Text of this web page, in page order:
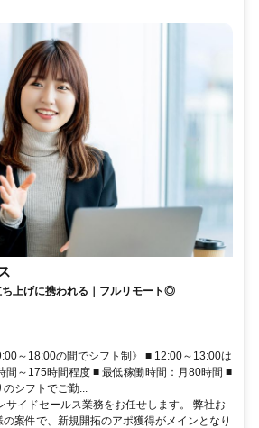
上げに携われる｜フルリモート◎
～18:00の間でシフト制》 ■ 12:00～13:00は
間～175時間程度 ■ 最低稼働時間：月80時間 ■
シフトでご勤...
サイドセールス業務をお任せします。 弊社お
案件で、新規開拓のアポ獲得がメインとなり